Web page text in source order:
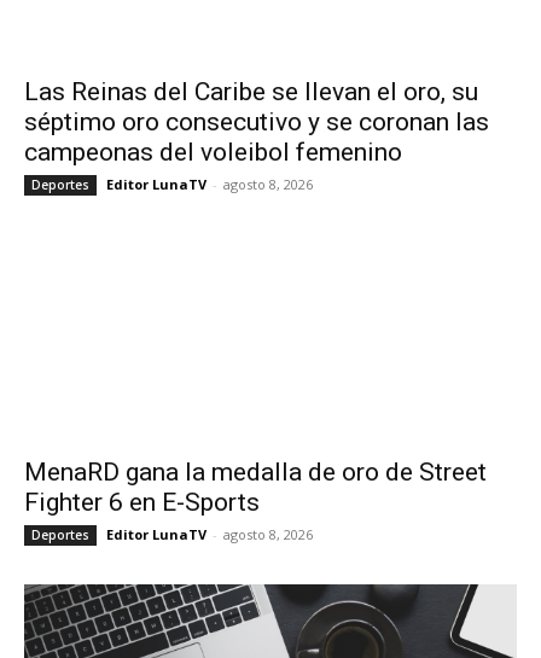
Las Reinas del Caribe se llevan el oro, su
séptimo oro consecutivo y se coronan las
campeonas del voleibol femenino
Deportes Editor LunaTV - agosto 8, 2026
MenaRD gana la medalla de oro de Street
Fighter 6 en E-Sports
Deportes Editor LunaTV - agosto 8, 2026